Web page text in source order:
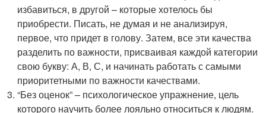
избавиться, в другой – которые хотелось бы
приобрести. Писать, не думая и не анализируя,
первое, что придет в голову. Затем, все эти качества
разделить по важности, присваивая каждой категории
свою букву: А, В, С, и начинать работать с самыми
приоритетными по важности качествами.
“Без оценок” – психологическое упражнение, цель
которого научить более лояльно относиться к людям.